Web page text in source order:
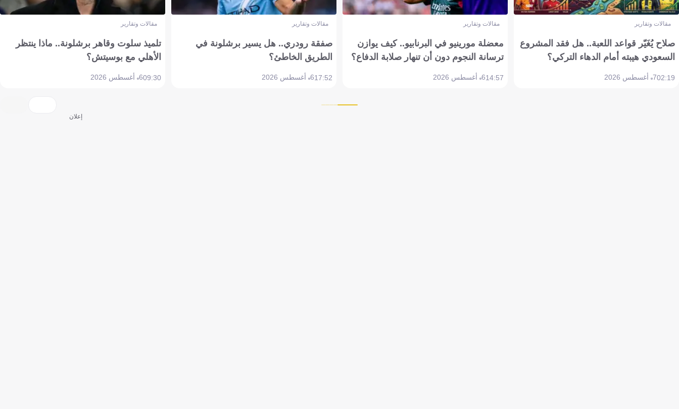
مقالات وتقارير
صلاح يُغَيّر قواعد اللعبة.. هل فقد المشروع
السعودي هيبته أمام الدهاء التركي؟
02:197 أغسطس 2026
مقالات وتقارير
معضلة مورينيو في البرنابيو.. كيف يوازن
ترسانة النجوم دون أن تنهار صلابة الدفاع؟
14:576 أغسطس 2026
مقالات وتقارير
صفقة رودري.. هل يسير برشلونة في
الطريق الخاطئ؟
17:526 أغسطس 2026
مقالات وتقارير
تلميذ سلوت وقاهر برشلونة.. ماذا ينتظر
الأهلي مع بوسيتش؟
09:306 أغسطس 2026
إعلان